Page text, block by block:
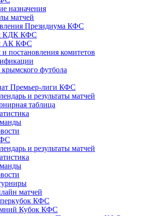
назначения
матчей
Президиума КФС
КДК КФС
АК КФС
постановления комитетов
футбола
Премьер-лиги КФС
и результаты матчей
таблица
и результаты матчей
матчей
КФС
Кубок КФС